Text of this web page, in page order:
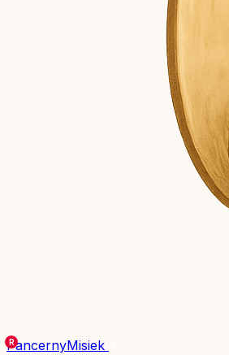
PancernyMisiek